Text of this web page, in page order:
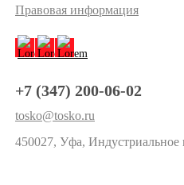
Правовая информация
+7 (347) 200-06-02
tosko@tosko.ru
450027, Уфа, Индустриальное